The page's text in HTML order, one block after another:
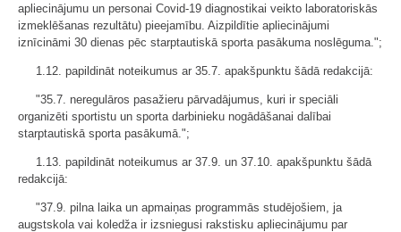
apliecinājumu un personai Covid-19 diagnostikai veikto laboratoriskās
izmeklēšanas rezultātu) pieejamību. Aizpildītie apliecinājumi
iznīcināmi 30 dienas pēc starptautiskā sporta pasākuma noslēguma.";
1.12. papildināt noteikumus ar 35.7. apakšpunktu šādā redakcijā:
"35.7. neregulāros pasažieru pārvadājumus, kuri ir speciāli
organizēti sportistu un sporta darbinieku nogādāšanai dalībai
starptautiskā sporta pasākumā.";
1.13. papildināt noteikumus ar 37.9. un 37.10. apakšpunktu šādā
redakcijā:
"37.9. pilna laika un apmaiņas programmās studējošiem, ja
augstskola vai koledža ir izsniegusi rakstisku apliecinājumu par